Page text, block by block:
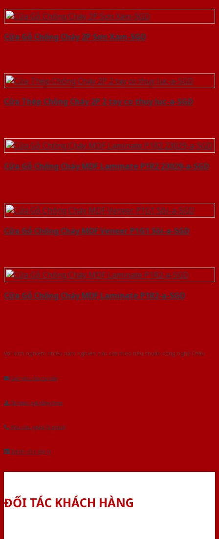
Cửa Gỗ Chống Cháy 2P Sơn Xám-SGD
Cửa Thép Chống Cháy 2P 2 tay co thuy luc-a-SGD
Cửa Gỗ Chống Cháy MDF Laminate P1R2 23029-a-SGD
Cửa Gỗ Chống Cháy MDF Veneer P1G1 Sồi-a-SGD
Cửa Gỗ Chống Cháy MDF Laminate P1R2-a-SGD
Với kinh nghiệm nhiêu năm nghiên cứu cửa theo tiêu chuẩn công nghệ Châu
Gửi yêu cầu tư vấn
Tải báo giá tổng hợp
Yêu cầu gọi lại (3 phút)
Dành cho đại lý
ĐỐI TÁC KHÁCH HÀNG